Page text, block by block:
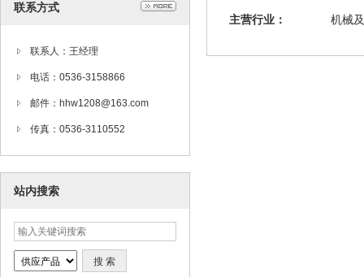
联系方式
联系人：王经理
电话：0536-3158866
邮件：hhw1208@163.com
传真：0536-3110552
站内搜索
主营行业： 机械